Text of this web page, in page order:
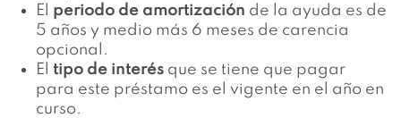
El periodo de amortización de la ayuda es de
5 años y medio más 6 meses de carencia
opcional.
El tipo de interés que se tiene que pagar
para este préstamo es el vigente en el año en
curso.